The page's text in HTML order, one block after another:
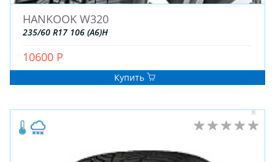
HANKOOK W320
235/60 R17 106 (A6)H
10600 Р
Купить